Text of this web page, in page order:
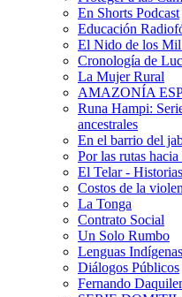
En Shorts Podcast
Educación
El Nido de los
Cronología de
La Mujer Rural
AMAZONÍA
Runa Hampi:
ancestrales
En el barrio del
Por las rutas
El Telar -
Costos de la
La Tonga
Contrato Social
Un Solo Rumbo
Lenguas Indígenas
Diálogos Públicos
Fernando